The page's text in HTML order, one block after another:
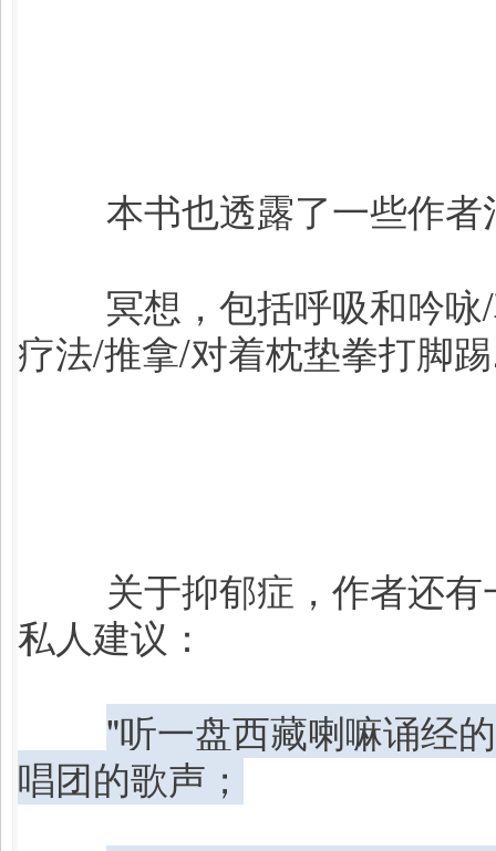
本书也透露了一些作
冥想，包括呼吸和吟咏/
疗法/推拿/对着枕垫拳打脚
关于抑郁症，作者还
私人建议：
"听一盘西藏喇嘛诵经
唱团的歌声；